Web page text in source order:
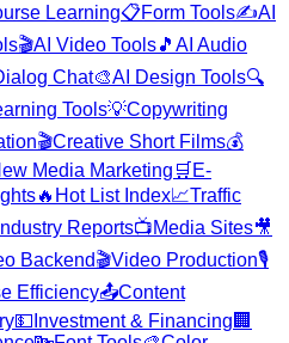
Learning📋Form Tools✍️AI
🎬AI Video Tools🎵 AI Audio
Chat🎨AI Design Tools🔍
Tools💡Copywriting
🎬Creative Short Films💰
Media Marketing 🛒 E-
🔥 Hot List Index📈Traffic
Industry Reports📺Media Sites🎥
Backend🎬Video Production🎙️
Efficiency📤Content
💵 Investment & Financing 🏢